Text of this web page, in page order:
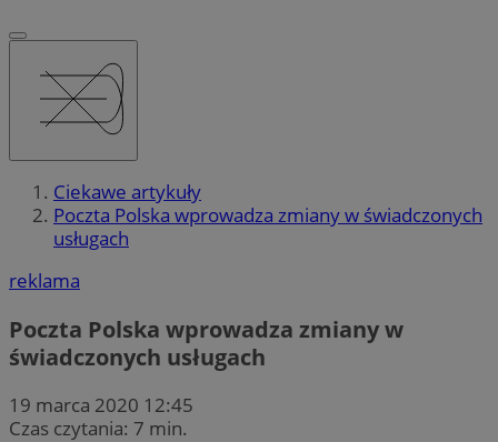
Ciekawe artykuły
Poczta Polska wprowadza zmiany w świadczonych
usługach
reklama
Poczta Polska wprowadza zmiany w
świadczonych usługach
19 marca 2020 12:45
Czas czytania: 7 min.